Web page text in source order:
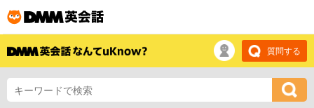
質問する